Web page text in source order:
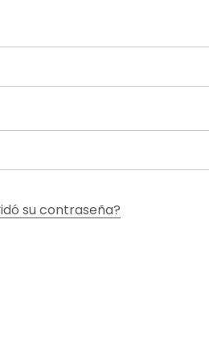
su contraseña?